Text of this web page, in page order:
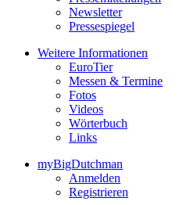
Newsletter
Pressespiegel
Weitere Informationen
EuroTier
Messen & Termine
Fotos
Videos
Wörterbuch
Links
myBigDutchman
Anmelden
Registrieren